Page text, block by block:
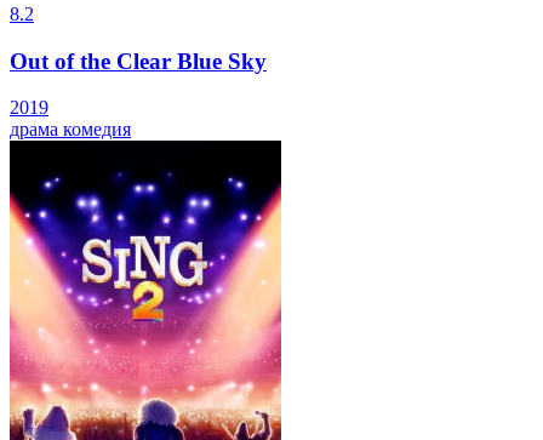
8.2
Out of the Clear Blue Sky
2019
драма комедия